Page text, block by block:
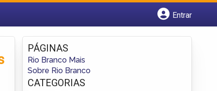
Entrar
Fazer login
Criar conta
PÁGINAS
Rio Branco Mais
Sobre Rio Branco
CATEGORIAS